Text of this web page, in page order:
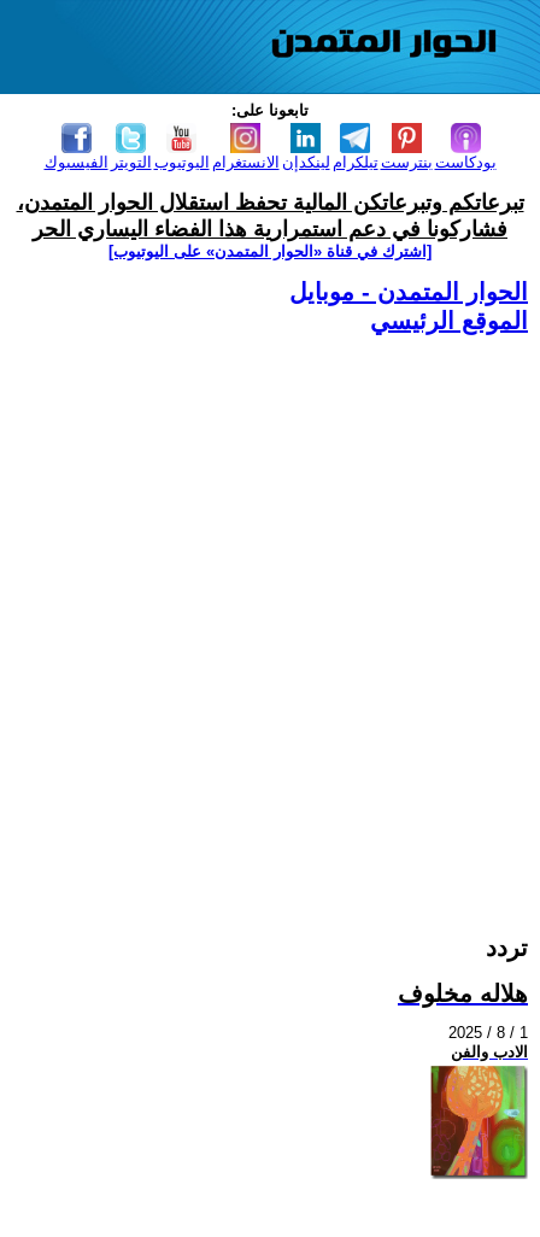
تابعونا على:
الفيسبوك التويتر اليوتيوب الانستغرام لينكدإن تيلكرامبنترست بودكاست
تبرعاتكم وتبرعاتكن المالية تحفظ استقلال الحوار المتمدن،
فشاركونا في دعم استمرارية هذا الفضاء اليساري الحر
[اشترك في قناة ‫«الحوار المتمدن» على اليوتيوب]
الحوار المتمدن - موبايل
الموقع الرئيسي
تردد
هلاله مخلوف
2025 / 8 / 1
الادب والفن